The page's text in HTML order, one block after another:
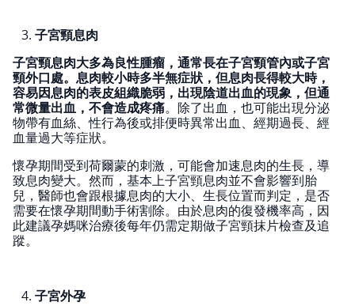
子宮頸息肉
子宮頸息肉大多為良性腫瘤，通常長在子宮頸管內或子宮
頸外口處。息肉較小時多半無症狀，但息肉長得較大時，
容易因息肉的表皮組織脆弱，出現陰道出血的現象，但通
常微量出血，不會造成疼痛。除了出血，也可能出現分泌
物帶有血絲、性行為後或排便時異常出血、經期過長、經
血量過大等症狀。
懷孕期間受到荷爾蒙的刺激，可能會加速息肉的生長，導
致息肉變大。然而，基本上子宮頸息肉並不會影響到胎
兒，醫師也會跟根據息肉的大小、生長位置而判定，是否
需要在懷孕期間動手術割除。由於息肉的復發機率高，因
此建議孕媽咪治療後每年仍需定期做子宮頸抹片檢查及追
蹤。
子宮外孕